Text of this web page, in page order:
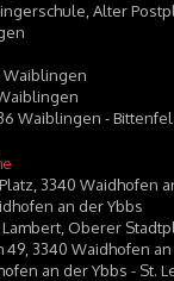
Alter
Waiblingen
Waiblingen -
3340 Waidhofen
an der Ybbs
Oberer
3340 Waidhofen
an der Ybbs - St.